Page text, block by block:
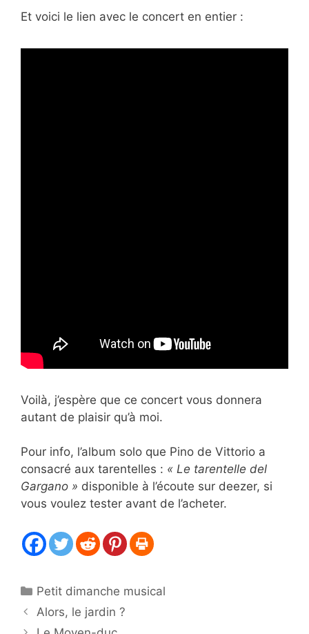
Et voici le lien avec le concert en entier :
Voilà, j’espère que ce concert vous donnera
autant de plaisir qu’à moi.
Pour info, l’album solo que Pino de Vittorio a
consacré aux tarentelles : « Le tarentelle del
Gargano » disponible à l’écoute sur deezer, si
vous voulez tester avant de l’acheter.
Catégories
Petit dimanche musical
Alors, le jardin ?